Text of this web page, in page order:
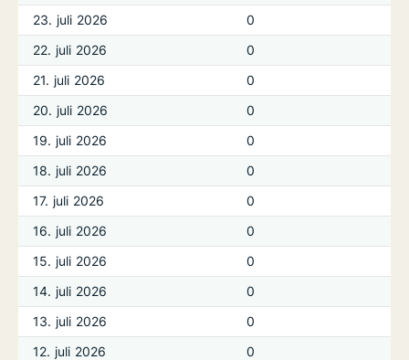
23. juli 2026
0
22. juli 2026
0
21. juli 2026
0
20. juli 2026
0
19. juli 2026
0
18. juli 2026
0
17. juli 2026
0
16. juli 2026
0
15. juli 2026
0
14. juli 2026
0
13. juli 2026
0
12. juli 2026
0